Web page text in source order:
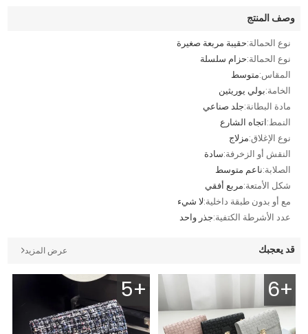
وصف المنتج
نوع الحمالة:حقيبة مربعة صغيرة
نوع الحمالة:حزام سلسلة
المقاس:متوسط
الخامة:بولي يوريثين
مادة البطانة:جلد صناعي
النمط:اتجاه الشارع
نوع الإغلاق:مزلاج
النقش أو الزخرفة:سادة
الصلابة:ناعم متوسط
شكل الأمتعة:مربع أفقي
مع أو بدون طبقة داخلية:لا شيء
عدد الأشرطة الكتفية:جذر واحد
قد يعجبك عرض المزيد
6+
5+